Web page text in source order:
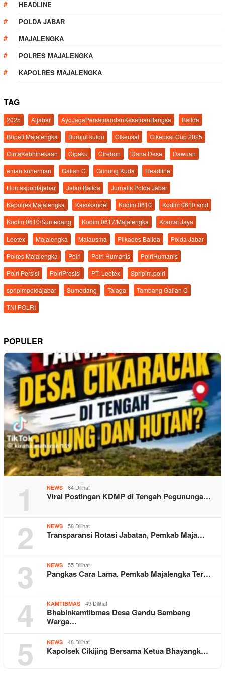
HEADLINE
POLDA JABAR
MAJALENGKA
POLRES MAJALENGKA
KAPOLRES MAJALENGKA
TAG
2025 Aljabar AyoJagaPersatuandanKesatuanBangsa
Balida
Bupati Majalengka
Burujul kulon Cikeusal
Cikeusal Cup 2025
CintaKebhinekaan
Cipaku Cirebon Dana Desa
Dawuan
eman suherman
Galian C Gunung Kuda
Headline
Humaspoldajabar
Jalan Balida
Jurnalis Polda Jabar
Kapolres Majalengka
Kasokandel Kodim 0610
Kodim 0610 smd
Kodim 0610/Sumedang
Kodim 0617/Majalengka
Kramat Jaya
Leetex
Majalengka Malausma Pilkades Balida
Polda Jabar
Polres Majalengka
Polri Polri Humanis
PolriHumanis
Polri Persisi
PolriPresisi PT. Leetex
Spripim.polri
spripimpoldajabar
Sumedang Talaga
Tambang Galian C
TNI POLRI
POPULER
1 NEWS 64 Dilihat
Viral Postingan KDMP di Tengah Pegununga…
2 NEWS 58 Dilihat
Transparansi Rotasi Jabatan, Pemkab Maja…
3 NEWS 55 Dilihat
Pangkas Cara Lama, Pemkab Majalengka Ter…
4 KAMTIBMAS 49 Dilihat
Bhabinkamtibmas Desa Gandu Sambang
Warga…
5 NEWS 48 Dilihat
Kapolsek Cikijing Bersama Ketua Bhayangk…